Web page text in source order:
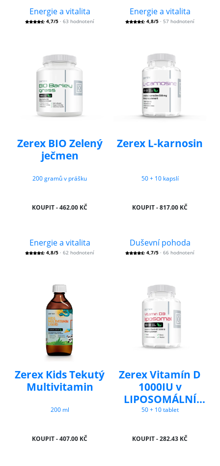
Energie a vitalita
4,7/5 · 63 hodnotení
Zerex BIO Zelený
ječmen
200 gramů v prášku
KOUPIT - 462.00 KČ
Energie a vitalita
4,8/5 · 57 hodnotení
Zerex L-karnosin
50 + 10 kapslí
KOUPIT - 817.00 KČ
Energie a vitalita
4,8/5 · 62 hodnotení
Zerex Kids Tekutý
Multivitamin
200 ml
KOUPIT - 407.00 KČ
Duševní pohoda
4,7/5 · 66 hodnotení
Zerex Vitamín D
1000IU v
LIPOSOMÁLNÍ
formě
50 + 10 tablet
KOUPIT - 282.43 KČ